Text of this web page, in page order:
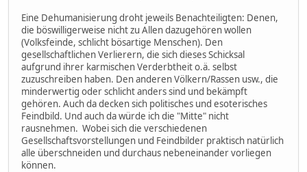
Eine Dehumanisierung droht jeweils Benachteiligten: Denen,
die böswilligerweise nicht zu Allen dazugehören wollen
(Volksfeinde, schlicht bösartige Menschen). Den
gesellschaftlichen Verlierern, die sich dieses Schicksal
aufgrund ihrer karmischen Verderbtheit o.ä. selbst
zuzuschreiben haben. Den anderen Völkern/Rassen usw., die
minderwertig oder schlicht anders sind und bekämpft
gehören. Auch da decken sich politisches und esoterisches
Feindbild. Und auch da würde ich die "Mitte" nicht
rausnehmen. Wobei sich die verschiedenen
Gesellschaftsvorstellungen und Feindbilder praktisch natürlich
alle überschneiden und durchaus nebeneinander vorliegen
können.